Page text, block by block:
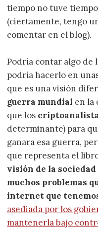
tiempo no tuve
(ciertamente, tengo
comentar en el blog).
Podría contar algo de
podría hacerlo en
que es una visión
guerra mundial en la
que los
determinante) para
ganara esa guerra,
que representa el
visión de la
muchos problemas
internet que
asediada por los
mantenerla bajo